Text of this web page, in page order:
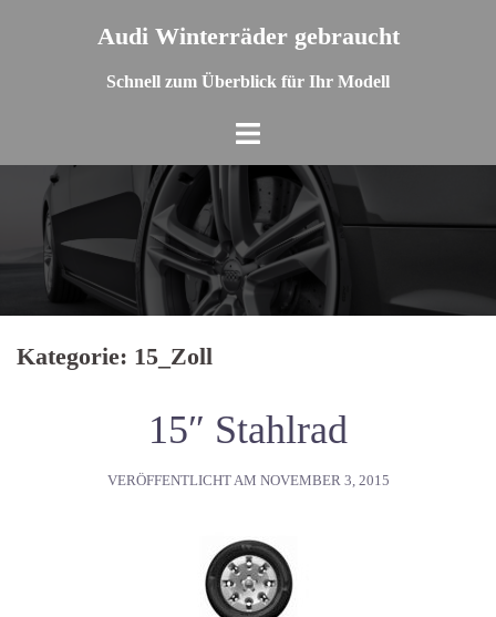
Audi Winterräder gebraucht
Schnell zum Überblick für Ihr Modell
Kategorie: 15_Zoll
15″ Stahlrad
VERÖFFENTLICHT AM NOVEMBER 3, 2015